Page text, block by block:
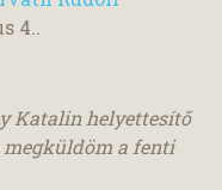
4..
Katalin helyettesítő
megküldöm a fenti